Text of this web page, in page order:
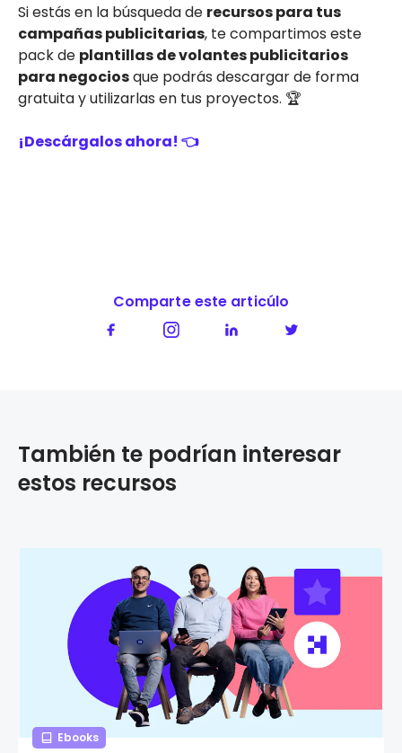
Si estás en la búsqueda de recursos para tus
campañas publicitarias, te compartimos este
pack de plantillas de volantes publicitarios
para negociosque podrás descargar de forma
gratuita y utilizarlas en tus proyectos. 🏆
¡Descárgalos ahora! 👈
Comparte este articúlo
También te podrían interesar
estos recursos
Ebooks